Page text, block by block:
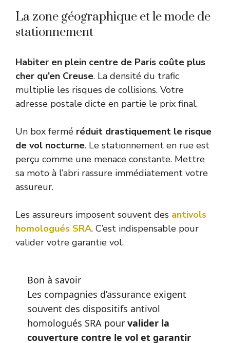
La zone géographique et le mode de
stationnement
Habiter en plein centre de Paris coûte plus
cher qu’en Creuse. La densité du trafic
multiplie les risques de collisions. Votre
adresse postale dicte en partie le prix final.
Un box fermé réduit drastiquement le risque
de vol nocturne. Le stationnement en rue est
perçu comme une menace constante. Mettre
sa moto à l’abri rassure immédiatement votre
assureur.
Les assureurs imposent souvent des antivols
homologués SRA. C’est indispensable pour
valider votre garantie vol.
Bon à savoir
Les compagnies d’assurance exigent
souvent des dispositifs antivol
homologués SRA pour valider la
couverture contre le vol et garantir